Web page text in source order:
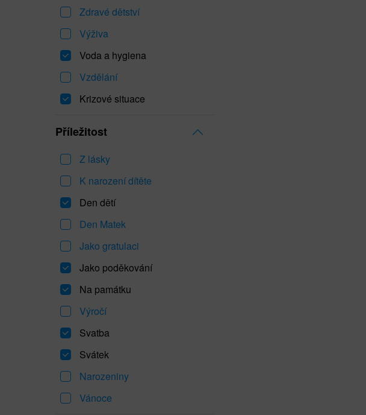
Zdravé dětství
Výživa
Voda a hygiena
Vzdělání
Krizové situace
Příležitost
Z lásky
K narození dítěte
Den dětí
Den Matek
Jako gratulaci
Jako poděkování
Na památku
Výročí
Svatba
Svátek
Narozeniny
Vánoce